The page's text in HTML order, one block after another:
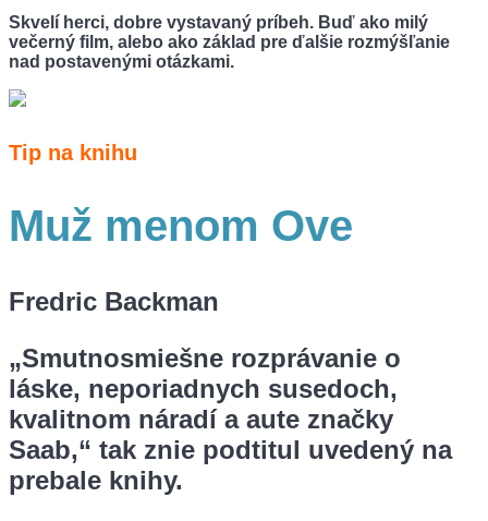
Skvelí herci, dobre vystavaný príbeh. Buď ako milý
večerný film, alebo ako základ pre ďalšie rozmýšľanie
nad postavenými otázkami.
Tip na knihu
Muž menom Ove
Fredric Backman
„Smutnosmiešne rozprávanie o
láske, neporiadnych susedoch,
kvalitnom náradí a aute značky
Saab,“ tak znie podtitul uvedený na
prebale knihy.